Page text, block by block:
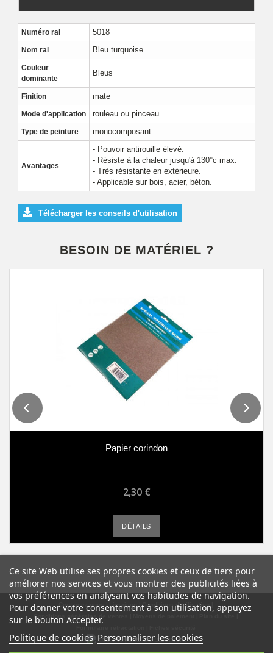
Numéro ral 5018
Nom ral Bleu turquoise
Couleur
dominante
Bleus
Finition mate
Mode d'application rouleau ou pinceau
Type de peinture monocomposant
Avantages
- Pouvoir antirouille élevé.
- Résiste à la chaleur jusqu'à 130°c max.
- Très résistante en extérieure.
- Applicable sur bois, acier, béton.
Télécharger les conseils d'utilisation
BESOIN DE MATÉRIEL ?
Papier corindon
2,30 €
DÉTAILS
Contactez-nous Livraison
Conditions d'utilisation
Conditions générales de ventes
Formulaire rétractation
Ce site Web utilise ses propres cookies et ceux de tiers pour
améliorer nos services et vous montrer des publicités liées à
vos préférences en analysant vos habitudes de navigation.
Pour donner votre consentement à son utilisation, appuyez
sur le bouton Accepter.
Politique de cookies Personnaliser les cookies